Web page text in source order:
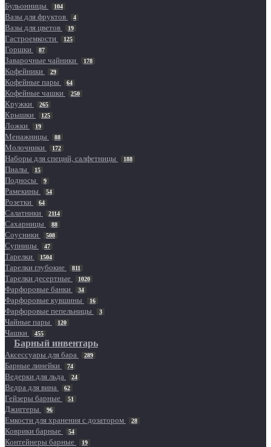
Бульонницы 104
Вазы для фруктов 4
Вазы для цветов 19
Гастроемкости 125
Горшки 87
Заварочные чайники 178
Кофейники 29
Кофейные пары 64
Кофейные чашки 250
Кружки 265
Крышки 125
Ложки 19
Менажницы 88
Молочники 172
Наборы для специй, салфетницы 188
Пиалы 15
Подносы 9
Рамекины 54
Розетки 64
Салатники 2114
Сахарницы 88
Соусники 508
Супницы 47
Тарелки 1504
Тарелки глубокие 811
Тарелки десертные 1020
Фарфоровые банки 34
Фарфоровые кувшины 16
Фарфоровые пепельницы 3
Чайные пары 120
Чашки 455
Барный инвентарь
Аксессуары для бара 289
Барные линейки 74
Ведерки для льда 24
Ведра для вина 62
Гейзеры барные 51
Джиггеры 96
Емкости для хранения с дозатором 28
Коврики барные 54
Контейнеры барные 19